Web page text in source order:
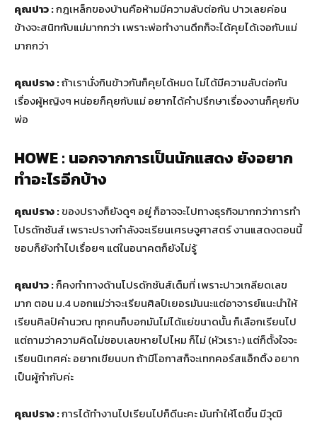
คุณปาว :กฎเหล็กของบ้านคือห้ามมีความลับต่อกัน ปาวเลยค่อน
ข้างจะสนิทกับแม่มากกว่า เพราะพ่อทำงานดึกก็จะได้คุยได้เจอกับแม่
มากกว่า
คุณปราง :ถ้าเรานั่งกินข้าวกันก็คุยได้หมด ไม่ได้มีความลับต่อกัน
เรื่องผู้หญิงๆ หน่อยก็คุยกับแม่ อยากได้คำปรึกษาเรื่องงานก็คุยกับ
พ่อ
HOWE : นอกจากการเป็นนักแสดง ยังอยาก
ทำอะไรอีกบ้าง
คุณปราง :ของปรางก็ยังดูๆ อยู่ ก็อาจจะไปทางธุรกิจมากกว่าการทำ
โปรดักชันส์ เพราะปรางกำลังจะเรียนเศรษจูศาสตร์ งานแสดงตอนนี้
ชอบก็ยังทำไปเรื่อยๆ แต่ในอนาคตก็ยังไม่รู้
คุณปาว :ก็คงทำทางด้านโปรดักซันส์เต็มที่ เพราะปาวเกลียดเลข
มาก ตอน ม.4 บอกแม่ว่าจะเรียนศิลป์เยอรมันนะแต่อาจารย์แนะนำให้
เรียนศิลป์คำนวณ ทุกคนก็บอกมันไม่ได้แย่ขนาดนั้น ก็เลือกเรียนไป
แต่ถามว่าความคิดไม่ชอบเลขหายไปไหม ก็ไม่ (หัวเราะ) แต่ก็ตั้งใจจะ
เรียนนิเทศค่ะ อยากเขียนบท ถ้ามีโอกาสก็จะเทกคอร์สแอ็กติ้ง อยาก
เป็นผู้กำกับค่ะ
คุณปราง :การได้ทำงานไปเรียนไปก็ดีนะคะ มันทำให้โตขึ้น มีวุฒิ